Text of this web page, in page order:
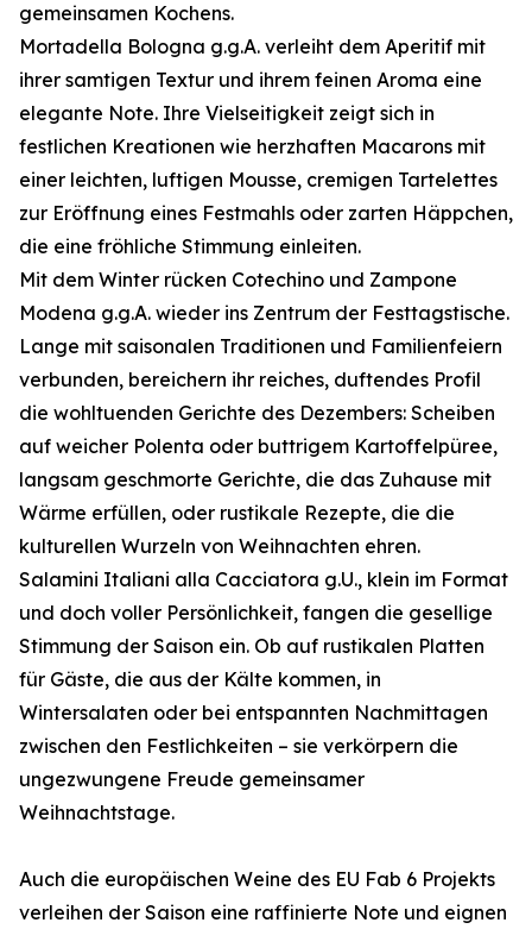
gemeinsamen Kochens.
Mortadella Bologna g.g.A. verleiht dem Aperitif mit
ihrer samtigen Textur und ihrem feinen Aroma eine
elegante Note. Ihre Vielseitigkeit zeigt sich in
festlichen Kreationen wie herzhaften Macarons mit
einer leichten, luftigen Mousse, cremigen Tartelettes
zur Eröffnung eines Festmahls oder zarten Häppchen,
die eine fröhliche Stimmung einleiten.
Mit dem Winter rücken Cotechino und Zampone
Modena g.g.A. wieder ins Zentrum der Festtagstische.
Lange mit saisonalen Traditionen und Familienfeiern
verbunden, bereichern ihr reiches, duftendes Profil
die wohltuenden Gerichte des Dezembers: Scheiben
auf weicher Polenta oder buttrigem Kartoffelpüree,
langsam geschmorte Gerichte, die das Zuhause mit
Wärme erfüllen, oder rustikale Rezepte, die die
kulturellen Wurzeln von Weihnachten ehren.
Salamini Italiani alla Cacciatora g.U., klein im Format
und doch voller Persönlichkeit, fangen die gesellige
Stimmung der Saison ein. Ob auf rustikalen Platten
für Gäste, die aus der Kälte kommen, in
Wintersalaten oder bei entspannten Nachmittagen
zwischen den Festlichkeiten – sie verkörpern die
ungezwungene Freude gemeinsamer
Weihnachtstage.
Auch die europäischen Weine des EU Fab 6 Projekts
verleihen der Saison eine raffinierte Note und eignen